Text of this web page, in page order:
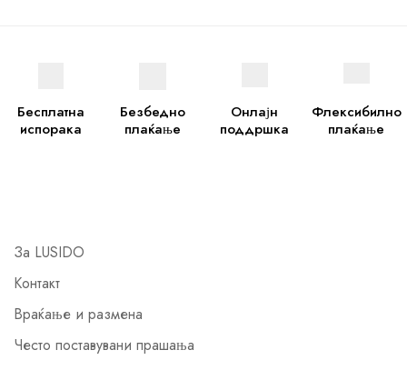
Бесплатна
испорака
Безбедно
плаќање
Онлајн
поддршка
Флексибилно
плаќање
За LUSIDO
Контакт
Враќање и размена
Често поставувани прашања